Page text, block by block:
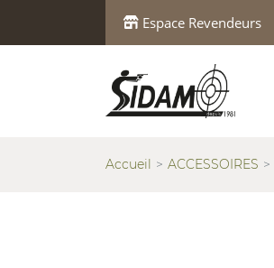
Espace Revendeurs
Accueil ACCESSOIRES